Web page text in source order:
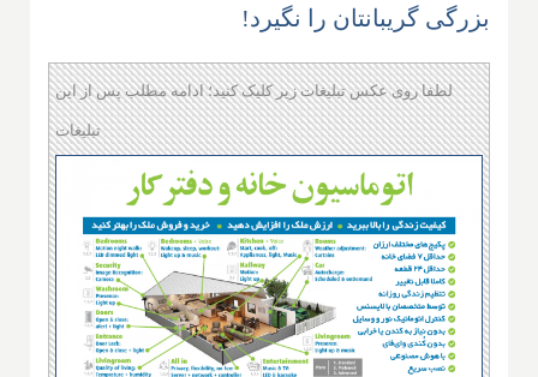
بزرگی گریبانتان را نگیرد!
لطفا روی عکس تبلیغات زیر کلیک کنید؛ ادامه مطلب پس از این
تبلیغات